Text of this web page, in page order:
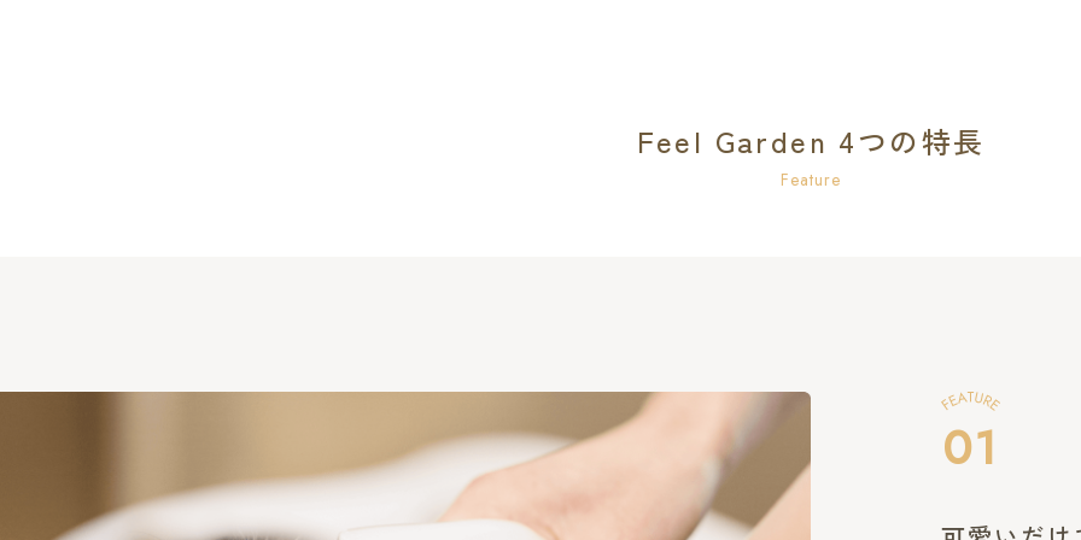
Feel Garden 4つの特長
Feature
01